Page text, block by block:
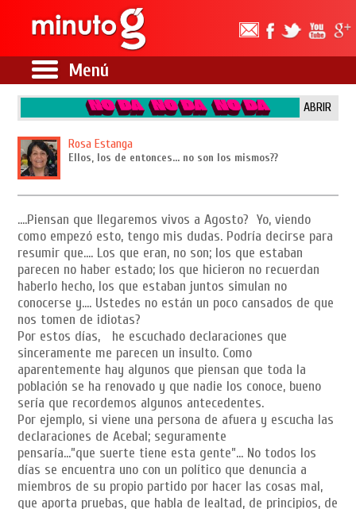
Menú
ABRIR
Rosa Estanga
Ellos, los de entonces… no son los mismos??
….Piensan que llegaremos vivos a Agosto? Yo, viendo
como empezó esto, tengo mis dudas. Podría decirse para
resumir que…. Los que eran, no son; los que estaban
parecen no haber estado; los que hicieron no recuerdan
haberlo hecho, los que estaban juntos simulan no
conocerse y…. Ustedes no están un poco cansados de que
nos tomen de idiotas?
Por estos días, he escuchado declaraciones que
sinceramente me parecen un insulto. Como
aparentemente hay algunos que piensan que toda la
población se ha renovado y que nadie los conoce, bueno
sería que recordemos algunos antecedentes.
Por ejemplo, si viene una persona de afuera y escucha las
declaraciones de Acebal; seguramente
pensaría…”que suerte tiene esta gente”… No todos los
días se encuentra uno con un político que denuncia a
miembros de su propio partido por hacer las cosas mal,
que aporta pruebas, que habla de lealtad, de principios, de